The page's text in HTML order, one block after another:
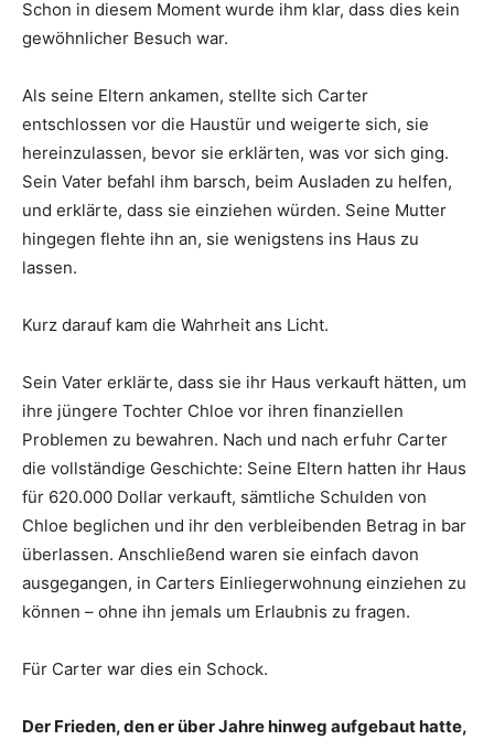
Schon in diesem Moment wurde ihm klar, dass dies kein
gewöhnlicher Besuch war.
Als seine Eltern ankamen, stellte sich Carter
entschlossen vor die Haustür und weigerte sich, sie
hereinzulassen, bevor sie erklärten, was vor sich ging.
Sein Vater befahl ihm barsch, beim Ausladen zu helfen,
und erklärte, dass sie einziehen würden. Seine Mutter
hingegen flehte ihn an, sie wenigstens ins Haus zu
lassen.
Kurz darauf kam die Wahrheit ans Licht.
Sein Vater erklärte, dass sie ihr Haus verkauft hätten, um
ihre jüngere Tochter Chloe vor ihren finanziellen
Problemen zu bewahren. Nach und nach erfuhr Carter
die vollständige Geschichte: Seine Eltern hatten ihr Haus
für 620.000 Dollar verkauft, sämtliche Schulden von
Chloe beglichen und ihr den verbleibenden Betrag in bar
überlassen. Anschließend waren sie einfach davon
ausgegangen, in Carters Einliegerwohnung einziehen zu
können – ohne ihn jemals um Erlaubnis zu fragen.
Für Carter war dies ein Schock.
Der Frieden, den er über Jahre hinweg aufgebaut hatte,